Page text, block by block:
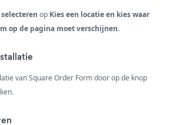
op Kies een locatieen kies waar
op de pagina moet verschijnen.
van Square Order Form door op de knop